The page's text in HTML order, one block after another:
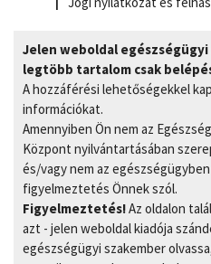
Jelen weboldal
legtöbb tartalom csak
A hozzáférési lehetőségekkel
információkat.
Amennyiben Ön nem az
Központ nyilvántartásában
és/vagy nem az
figyelmeztetés Önnek szól.
Figyelmeztetés!Az oldalon
azt - jelen weboldal kiadója
egészségügyi szakember